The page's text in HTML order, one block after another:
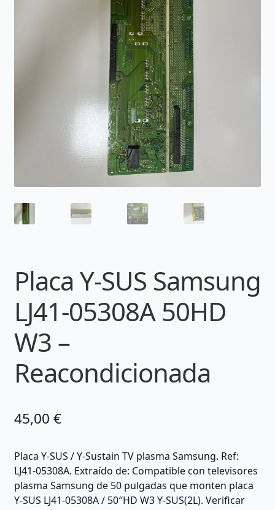
Placa Y-SUS Samsung
LJ41-05308A 50HD
W3 –
Reacondicionada
45,00 €
Placa Y-SUS / Y-Sustain TV plasma Samsung. Ref:
LJ41-05308A. Extraído de: Compatible con televisores
plasma Samsung de 50 pulgadas que monten placa
Y-SUS LJ41-05308A / 50″HD W3 Y-SUS(2L). Verificar